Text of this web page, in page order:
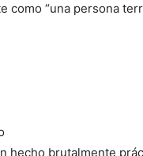
como “una persona
hecho brutalmente